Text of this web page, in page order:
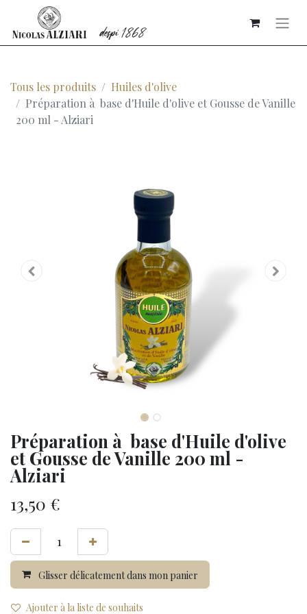
Tous les produits
Huiles d'olive
Préparation à base d'Huile d'olive et Gousse de Vanille
200 ml - Alziari
Préparation à base d'Huile d'olive
et Gousse de Vanille 200 ml -
Alziari
13,50 €
Glisser délicatement dans mon panier
Ajouter à la liste de souhaits